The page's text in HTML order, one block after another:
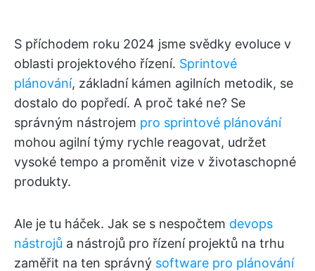
S příchodem roku 2024 jsme svědky evoluce v
oblasti projektového řízení. Sprintové
plánování, základní kámen agilních metodik, se
dostalo do popředí. A proč také ne? Se
správným nástrojem pro sprintové plánování
mohou agilní týmy rychle reagovat, udržet
vysoké tempo a proměnit vize v životaschopné
produkty.
Ale je tu háček. Jak se s nespočtem devops
nástrojů a nástrojů pro řízení projektů na trhu
zaměřit na ten správný software pro plánování